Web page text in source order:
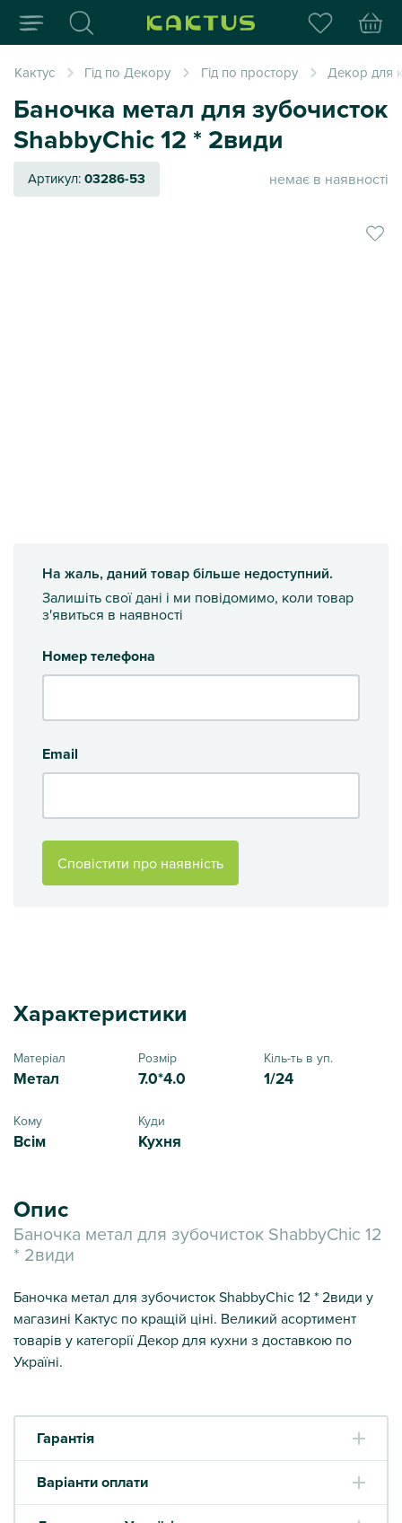
Інтернет-магазин
Кактус Гід по Декору Гід по простору Декор для
Баночка метал для зубочисток
ShabbyChic 12 * 2види
Артикул:03286-53 немає в наявності
На жаль, даний товар більше недоступний.
Залишіть свої дані і ми повідомимо, коли товар
з'явиться в наявності
Номер телефона
Email
Сповістити про наявність
Характеристики
Матеріал
Метал
Розмір
7.0*4.0
Кіль-ть в уп.
1/24
Кому
Всім
Куди
Кухня
Опис
Баночка метал для зубочисток ShabbyChic 12
* 2види
Баночка метал для зубочисток ShabbyChic 12 * 2види у
магазині Кактус по кращій ціні. Великий асортимент
товарів у категорії Декор для кухни з доставкою по
Україні.
Гарантія
Варіанти оплати